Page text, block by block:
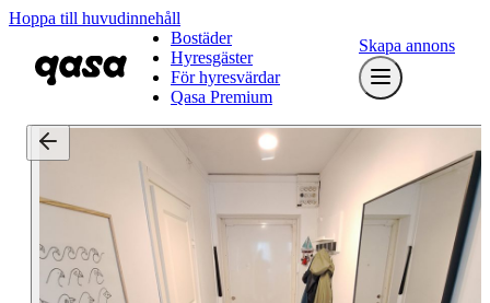
Hoppa till huvudinnehåll
Bostäder
Hyresgäster
För hyresvärdar
Qasa Premium
Skapa annons